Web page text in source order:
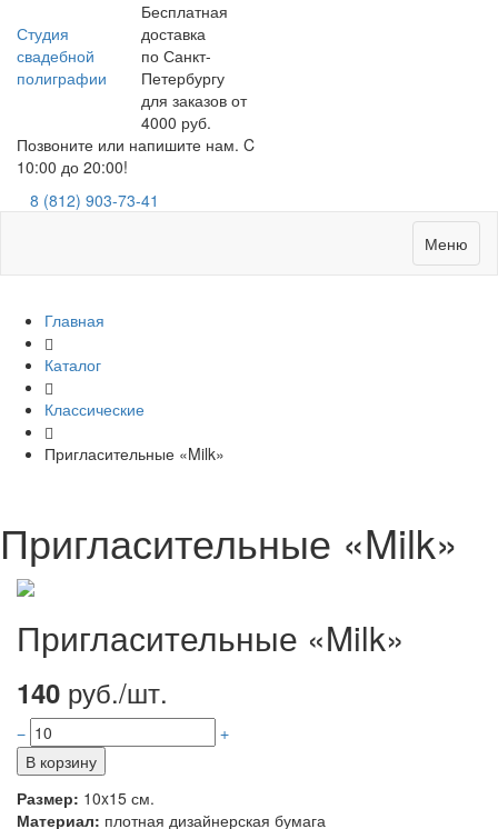
Студия
свадебной
полиграфии
Бесплатная
доставка
по Санкт-
Петербургу
для заказов от
4000 руб.
Позвоните или напишите нам. C
10:00 до 20:00!
8 (812) 903-73-41
Меню
Главная
Каталог
Классические
Пригласительные «Milk»
Пригласительные «Milk»
Пригласительные «Milk»
140 руб./шт.
В корзину
Размер: 10x15 см.
Материал: плотная дизайнерская бумага